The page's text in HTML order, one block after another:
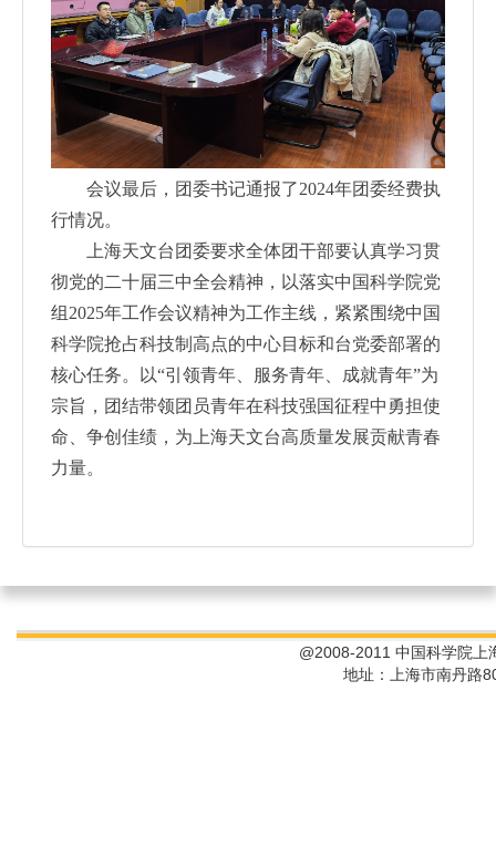
会议最后，团委书记通报了2024年团委经费执
行情况。
上海天文台团委要求全体团干部要认真学习贯
彻党的二十届三中全会精神，以落实中国科学院党
组2025年工作会议精神为工作主线，紧紧围绕中国
科学院抢占科技制高点的中心目标和台党委部署的
核心任务。以“引领青年、服务青年、成就青年”为
宗旨，团结带领团员青年在科技强国征程中勇担使
命、争创佳绩，为上海天文台高质量发展贡献青春
力量。
@2008-2011 中国科学院上
地址：上海市南丹路